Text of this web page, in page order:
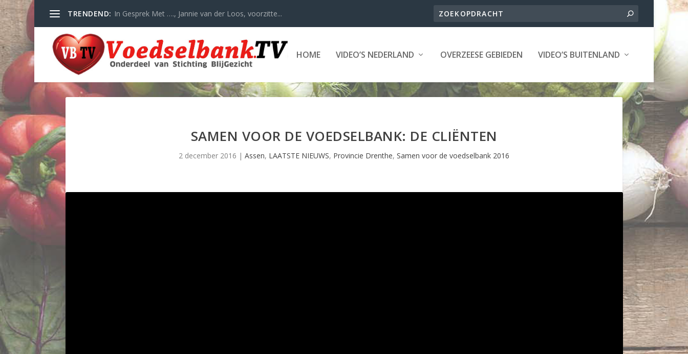
TRENDEND: In Gesprek Met …., Jannie van der Loos, voorzitte...
HOME VIDEO’S NEDERLAND OVERZEESE GEBIEDEN VIDEO’S BUITENLAND
SAMEN VOOR DE VOEDSELBANK: DE CLIËNTEN
2 december 2016 | Assen, LAATSTE NIEUWS, Provincie Drenthe, Samen voor de voedselbank 2016